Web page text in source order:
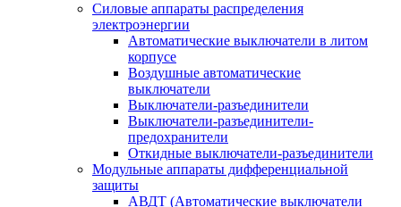
Силовые аппараты распределения
электроэнергии
Автоматические выключатели в литом
корпусе
Воздушные автоматические
выключатели
Выключатели-разъединители
Выключатели-разъединители-
предохранители
Откидные выключатели-разъединители
Модульные аппараты дифференциальной
защиты
АВДТ (Автоматические выключатели